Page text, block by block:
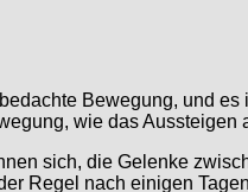
Bewegung, und
wie das
sich, die Gelenke
Regel nach einigen